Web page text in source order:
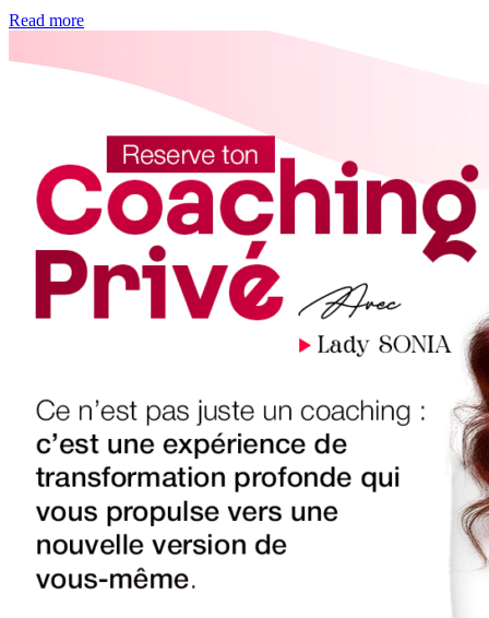
Read more